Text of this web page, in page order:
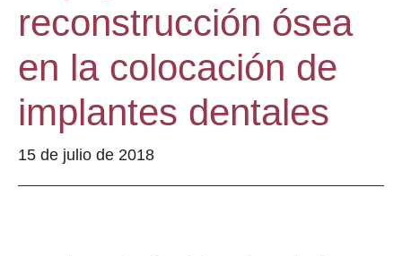
reconstrucción ósea
en la colocación de
implantes dentales
15 de julio de 2018